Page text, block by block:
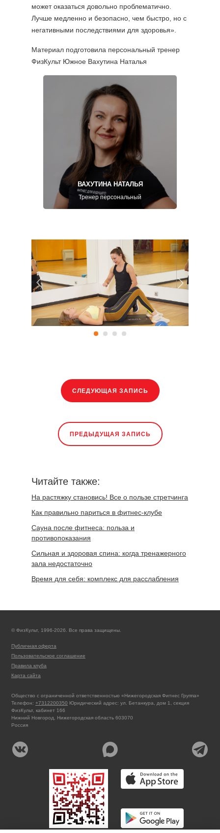
может оказаться довольно проблематично.
Лучше медленно и безопасно, чем быстро, но с
негативными последствиями для здоровья».
Материал подготовила персональный тренер
ФизКульт Южное Вахутина Наталья
ВАХУТИНА НАТАЛЬЯ
Тренер персональный
СЛЕДУЮЩАЯ ЗАПИСЬ
ПРЕДЫДУЩАЯ ЗАПИСЬ
Читайте также:
На растяжку становись! Все о пользе стретчинга
Как правильно париться в фитнес-клубе
Сауна после фитнеса: польза и
противопоказания
Сильная и здоровая спина: когда тренажерного
зала недостаточно
Время для себя: комплекс для расслабления
© ФизКульт, 1996-2026. Все права защищены.
Публичная оферта
Пользовательское соглашение
Правила клуба
Карта сайта
Общество с ограниченной ответственностью «Нижегородская Фитнес Группа»
Телефон: +7312200350 Юридический адрес: ул. Бетанкура, дом 1, секция
ФизКульт, кабинет 166
Нижний Новгород, Нижегородская область 603070
Россия